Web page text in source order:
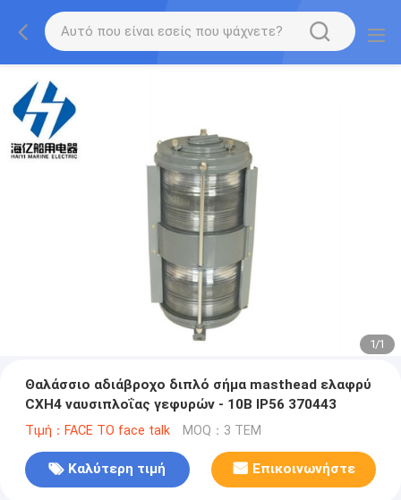
1/1
Θαλάσσιο αδιάβροχο διπλό σήμα masthead ελαφρύ
CXH4 ναυσιπλοΐας γεφυρών - 10B IP56 370443
Τιμή：FACE TO face talk MOQ：3 ΤΕΜ
Καλύτερη τιμή Επικοινωνήστε